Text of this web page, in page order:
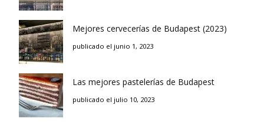
Mejores cervecerías de Budapest (2023)
publicado el junio 1, 2023
Las mejores pastelerías de Budapest
publicado el julio 10, 2023